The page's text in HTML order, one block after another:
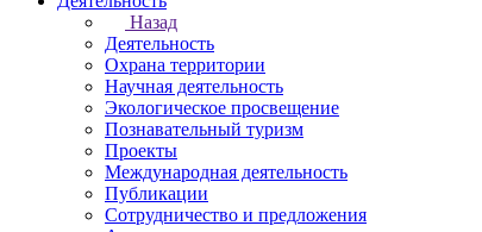
Назад
Деятельность
Охрана территории
Научная деятельность
Экологическое просвещение
Познавательный туризм
Проекты
Международная деятельность
Публикации
Сотрудничество и предложения